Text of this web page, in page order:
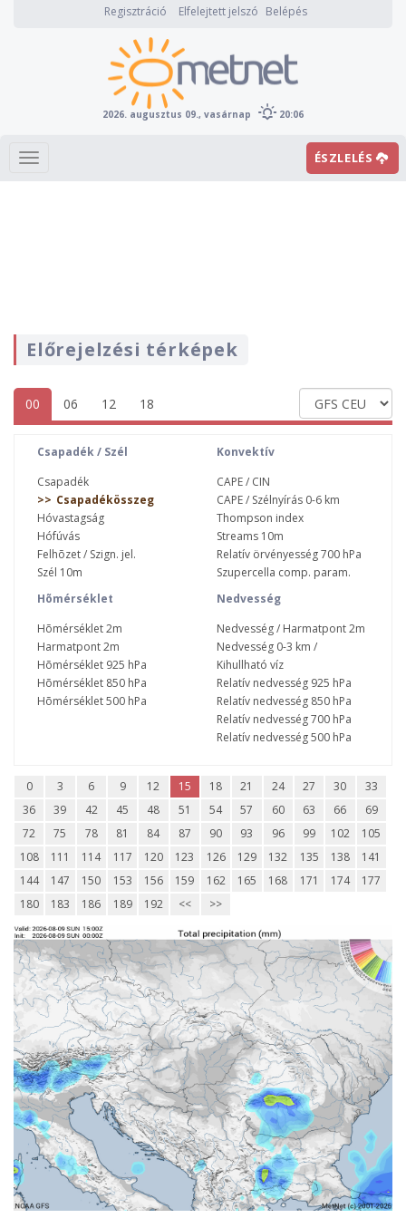
Regisztráció Elfelejtett jelszó Belépés
2026. augusztus 09., vasárnap 20:06
ÉSZLELÉS
Előrejelzési térképek
00 06 12 18
Csapadék / Szél
Csapadék
Csapadékösszeg
Hóvastagság
Hófúvás
Felhõzet / Szign. jel.
Szél 10m
Konvektív
CAPE / CIN
CAPE / Szélnyírás 0-6 km
Thompson index
Streams 10m
Relatív örvényesség 700 hPa
Szupercella comp. param.
Hõmérséklet
Hõmérséklet 2m
Harmatpont 2m
Hõmérséklet 925 hPa
Hõmérséklet 850 hPa
Hõmérséklet 500 hPa
Nedvesség
Nedvesség / Harmatpont 2m
Nedvesség 0-3 km /
Kihullható víz
Relatív nedvesség 925 hPa
Relatív nedvesség 850 hPa
Relatív nedvesség 700 hPa
Relatív nedvesség 500 hPa
0 3 6 9 12 15 18 21 24 27 30
33
36
39 42 45 48 51 54 57 60 63 66
69
72
75 78 81 84 87 90 93 96 99 102
105
108
111 114 117 120 123 126 129 132 135 138
141
144
147 150 153 156 159 162 165 168 171 174
177
180
183 186 189 192 << >>